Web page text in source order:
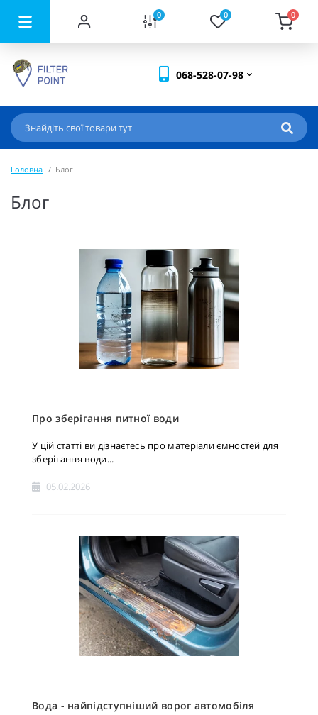
0 0 0
068-528-07-98
Головна Блог
Блог
Про зберігання питної води
У цій статті ви дізнаєтесь про матеріали ємностей для
зберігання води...
05.02.2026
Вода - найпідступніший ворог автомобіля